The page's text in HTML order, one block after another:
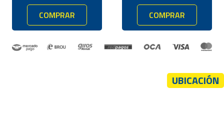
COMPRAR
COMPRAR
UBICACIÓN